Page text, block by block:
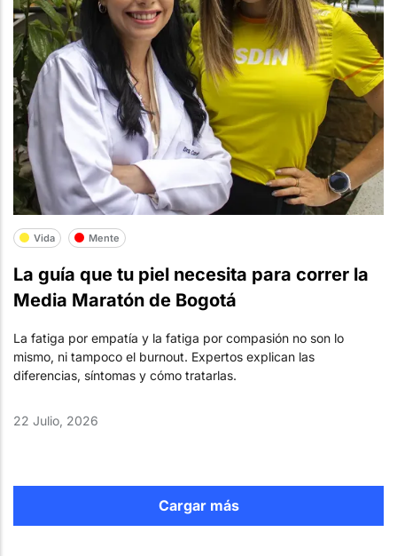
Vida Mente
La guía que tu piel necesita para correr la
Media Maratón de Bogotá
La fatiga por empatía y la fatiga por compasión no son lo
mismo, ni tampoco el burnout. Expertos explican las
diferencias, síntomas y cómo tratarlas.
22 Julio, 2026
Cargar más